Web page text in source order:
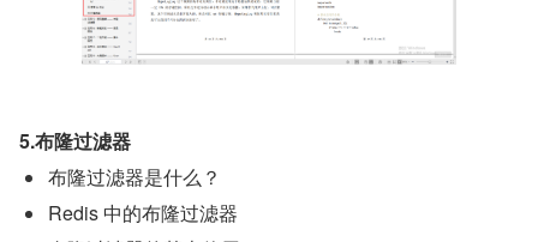
5.布隆过滤器
布隆过滤器是什么？
Redis 中的布隆过滤器